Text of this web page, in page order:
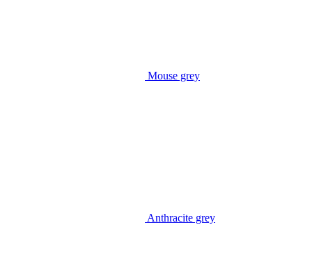
Mouse grey
Anthracite grey